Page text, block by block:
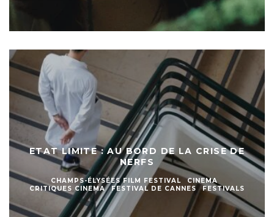
ETAT LIMITE : AU BORD DE LA CRISE DE
NERFS
CHAMPS-ÉLYSÉES FILM FESTIVAL
CINEMA
CRITIQUES CINEMA
FESTIVAL DE CANNES FESTIVALS